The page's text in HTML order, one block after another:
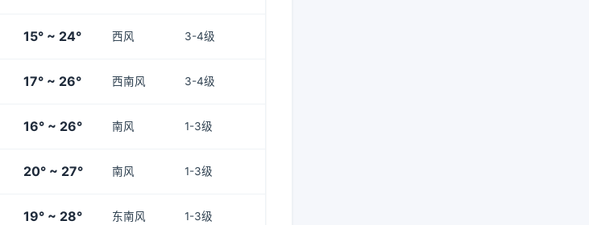
15° ~ 24° 西风 3-4级
17° ~ 26° 西南风 3-4级
16° ~ 26° 南风 1-3级
20° ~ 27° 南风 1-3级
19° ~ 28° 东南风 1-3级